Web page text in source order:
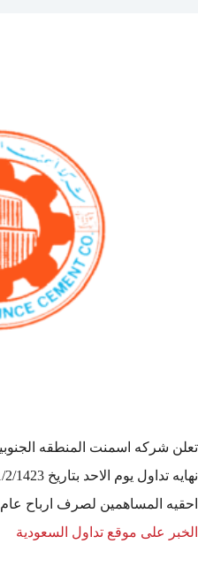
تعلن شركه اسمنت المنطقه
احقيه المساهمين لصرف ارباح عام 2001م بواقع الربح 16ريال ,
الخبر على موقع تداول السعودية